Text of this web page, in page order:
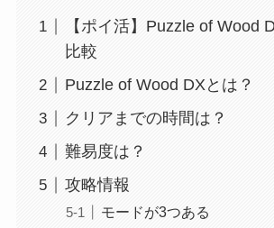
【ポイ活】Puzzle of Wood
比較
Puzzle of Wood DXとは？
クリアまでの時間は？
難易度は？
攻略情報
モードが3つある